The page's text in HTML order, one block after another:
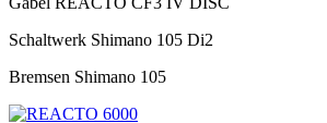
Schaltwerk Shimano 105 Di2
Bremsen Shimano 105